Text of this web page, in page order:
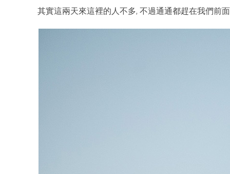
其實這兩天來這裡的人不多, 不過通通都趕在我們前